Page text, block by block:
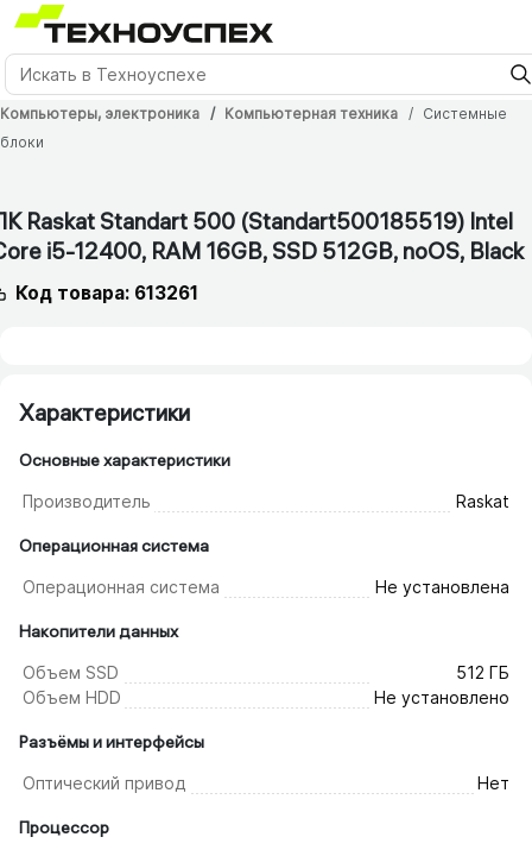
Компьютеры, электроника Компьютерная техника
Системные
блоки
Raskat Standart 500 (Standart500185519) Intel
i5-12400, RAM 16GB, SSD 512GB, noOS, Black
Код товара: 613261
Характеристики
Основные характеристики
Производитель Raskat
Операционная система
Операционная система Не установлена
Накопители данных
Объем SSD
512 ГБ
Объем HDD
Не установлено
Разъёмы и интерфейсы
Оптический привод Нет
Процессор